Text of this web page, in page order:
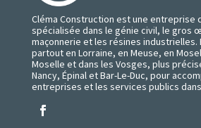
Cléma Construction est une entreprise
spécialisée dans le génie civil, le gros
maçonnerie et les résines industrielles.
partout en Lorraine, en Meuse, en
Moselle et dans les Vosges, plus
Nancy, Épinal et Bar-Le-Duc, pour
entreprises et les services publics